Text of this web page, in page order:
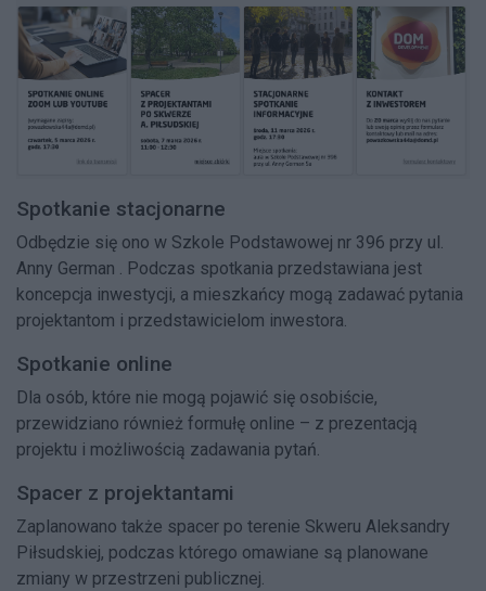
Spotkanie stacjonarne
Odbędzie się ono w Szkole Podstawowej nr 396 przy ul.
Anny German . Podczas spotkania przedstawiana jest
koncepcja inwestycji, a mieszkańcy mogą zadawać pytania
projektantom i przedstawicielom inwestora.
Spotkanie online
Dla osób, które nie mogą pojawić się osobiście,
przewidziano również formułę online – z prezentacją
projektu i możliwością zadawania pytań.
Spacer z projektantami
Zaplanowano także spacer po terenie Skweru Aleksandry
Piłsudskiej, podczas którego omawiane są planowane
zmiany w przestrzeni publicznej.